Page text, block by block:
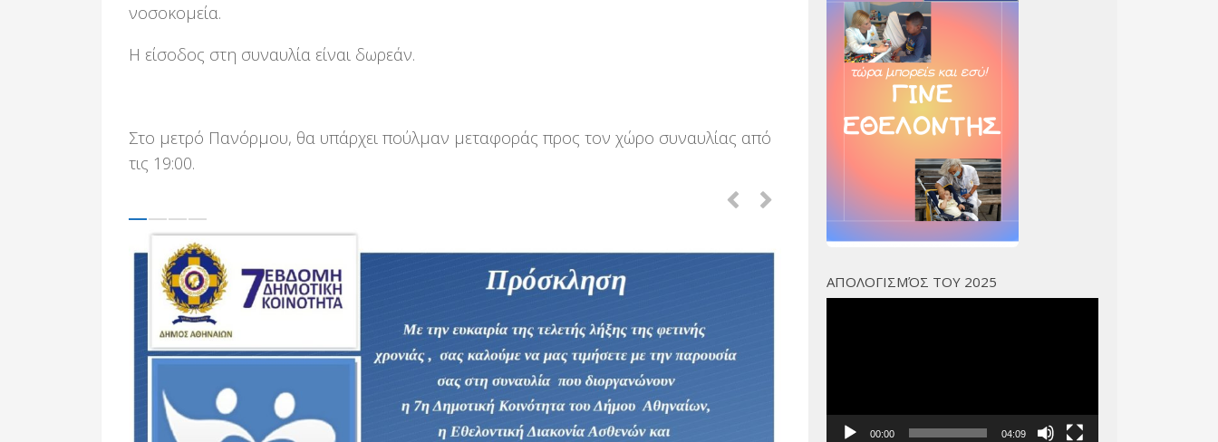
νοσοκομεία.
Η είσοδος στη συναυλία είναι δωρεάν.
Στο μετρό Πανόρμου, θα υπάρχει πούλμαν μεταφοράς προς τον χώρο συναυλίας από
τις 19:00.
ΑΠΟΛΟΓΙΣΜΌΣ ΤΟΥ 2025
00:00 04:09